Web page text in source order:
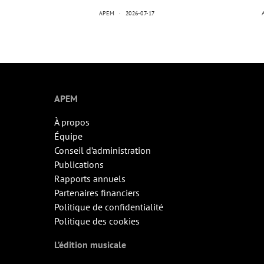
APEM 2026-07-17
APEM
À propos
Équipe
Conseil d’administration
Publications
Rapports annuels
Partenaires financiers
Politique de confidentialité
Politique des cookies
L’édition musicale